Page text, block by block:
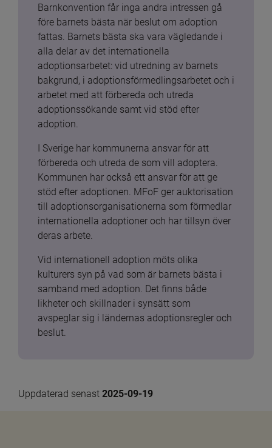
Barnkonvention får inga andra intressen gå
före barnets bästa när beslut om adoption
fattas. Barnets bästa ska vara vägledande i
alla delar av det internationella
adoptionsarbetet: vid utredning av barnets
bakgrund, i adoptionsförmedlingsarbetet och i
arbetet med att förbereda och utreda
adoptionssökande samt vid stöd efter
adoption.
I Sverige har kommunerna ansvar för att
förbereda och utreda de som vill adoptera.
Kommunen har också ett ansvar för att ge
stöd efter adoptionen. MFoF ger auktorisation
till adoptionsorganisationerna som förmedlar
internationella adoptioner och har tillsyn över
deras arbete.
Vid internationell adoption möts olika
kulturers syn på vad som är barnets bästa i
samband med adoption. Det finns både
likheter och skillnader i synsätt som
avspeglar sig i ländernas adoptionsregler och
beslut.
Uppdaterad senast 2025-09-19